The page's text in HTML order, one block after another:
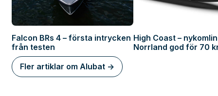
Falcon BRs 4 – första intrycken
från testen
High Coast –
Norrland god för 70
Fler artiklar om Alubat ->